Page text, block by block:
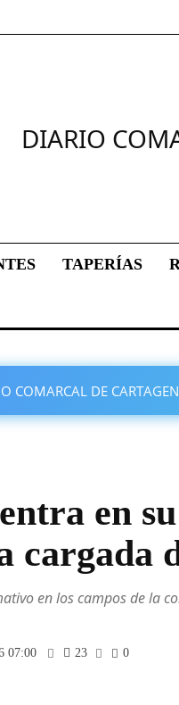
DIARIO
TAPERÍAS
COMARCAL DE
en
cargada
en los campos de la
07:00 23 0